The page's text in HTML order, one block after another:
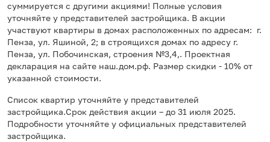
суммируется с другими акциями! Полные условия
уточняйте у представителей застройщика. В акции
участвуют квартиры в домах расположенных по адресам: г.
Пенза, ул. Яшиной, 2; в строящихся домах по адресу г.
Пенза, ул. Побочинская, строения №3,4,. Проектная
декларация на сайте наш.дом.рф. Размер скидки - 10% от
указанной стоимости.
Список квартир уточняйте у представителей
застройщика.Срок действия акции – до 31 июля 2025.
Подробности уточняйте у официальных представителей
застройщика.